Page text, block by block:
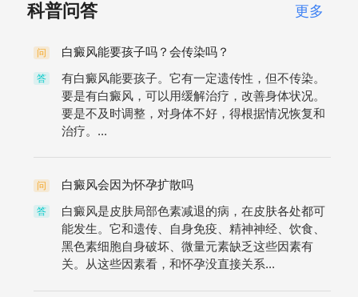
科普问答 更多
问 白癜风能要孩子吗？会传染吗？
答
有白癜风能要孩子。它有一定遗传性，但不传染。
要是有白癜风，可以用缓解治疗，改善身体状况。
要是不及时调整，对身体不好，得根据情况恢复和
治疗。...
问 白癜风会因为怀孕扩散吗
答
白癜风是皮肤局部色素减退的病，在皮肤各处都可
能发生。它和遗传、自身免疫、精神神经、饮食、
黑色素细胞自身破坏、微量元素缺乏这些因素有
关。从这些因素看，和怀孕没直接关系...